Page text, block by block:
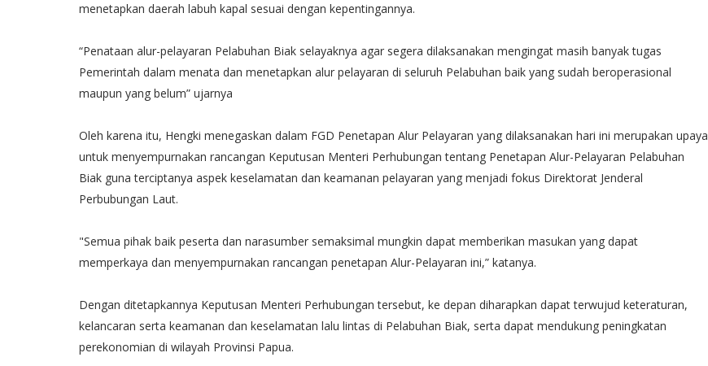
menetapkan daerah labuh kapal sesuai dengan kepentingannya.
“Penataan alur-pelayaran Pelabuhan Biak selayaknya agar segera dilaksanakan mengingat masih banyak tugas
Pemerintah dalam menata dan menetapkan alur pelayaran di seluruh Pelabuhan baik yang sudah beroperasional
maupun yang belum” ujarnya
Oleh karena itu, Hengki menegaskan dalam FGD Penetapan Alur Pelayaran yang dilaksanakan hari ini merupakan upaya
untuk menyempurnakan rancangan Keputusan Menteri Perhubungan tentang Penetapan Alur-Pelayaran Pelabuhan
Biak guna terciptanya aspek keselamatan dan keamanan pelayaran yang menjadi fokus Direktorat Jenderal
Perbubungan Laut.
"Semua pihak baik peserta dan narasumber semaksimal mungkin dapat memberikan masukan yang dapat
memperkaya dan menyempurnakan rancangan penetapan Alur-Pelayaran ini,” katanya.
Dengan ditetapkannya Keputusan Menteri Perhubungan tersebut, ke depan diharapkan dapat terwujud keteraturan,
kelancaran serta keamanan dan keselamatan lalu lintas di Pelabuhan Biak, serta dapat mendukung peningkatan
perekonomian di wilayah Provinsi Papua.